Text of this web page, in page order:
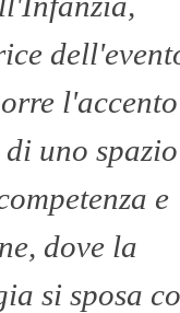
di uno
e
dove la
si sposa